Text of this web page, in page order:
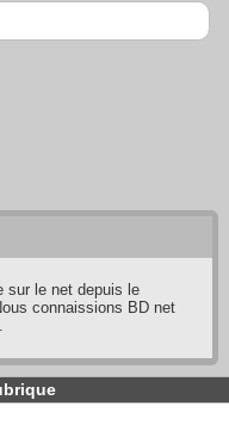
sur le net depuis le
connaissions BD net